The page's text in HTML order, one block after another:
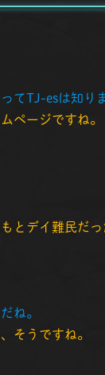
てTJ-esは知り
ページですね。
とデイ難民だ
ね。
そうですね。